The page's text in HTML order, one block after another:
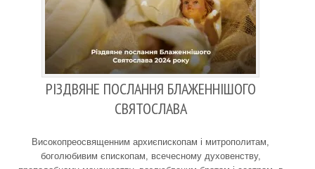
РІЗДВЯНЕ ПОСЛАННЯ БЛАЖЕННІШОГО
СВЯТОСЛАВА
Високопреосвященним архиєпископам і митрополитам,
боголюбивим єпископам, всечесному духовенству,